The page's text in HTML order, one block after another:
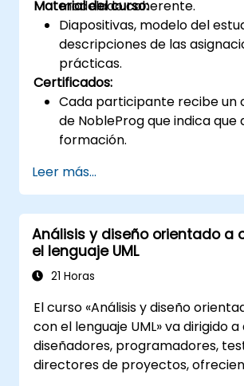
modelado coherente.
Material del curso:
Diapositivas, modelo del
descripciones de las
prácticas.
Certificados:
Cada participante recibe un
de NobleProg que indica que
formación.
Leer más...
Análisis y diseño orientado a
el lenguaje UML
21 Horas
El curso «Análisis y diseño
con el lenguaje UML» va dirigido
diseñadores, programadores,
directores de proyectos,